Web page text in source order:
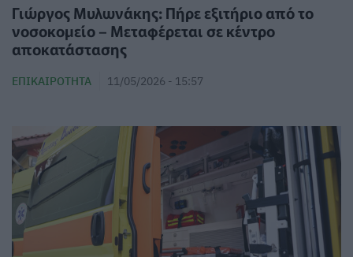
Γιώργος Μυλωνάκης: Πήρε εξιτήριο από το
νοσοκομείο – Μεταφέρεται σε κέντρο
αποκατάστασης
ΕΠΙΚΑΙΡΌΤΗΤΑ 11/05/2026 - 15:57